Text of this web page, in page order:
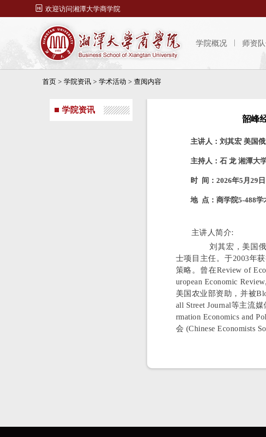
 欢迎访问湘潭大学商学院
学院概况 师资
首页 > 学院资讯 > 学术活动 > 查阅内容
学院资讯
韶峰
主讲人：刘其宏 美国
主持人：石 龙 湘潭大
时 间：2026年5月29
地 点：商学院5-488学
主讲人简介:
刘其宏，美国俄
士项目主任。于2003年
策略。曾在Review of
uropean Economic
美国农业部资助，并被
all Street Journal等主流
rmation Economics and
会 (Chinese Economists